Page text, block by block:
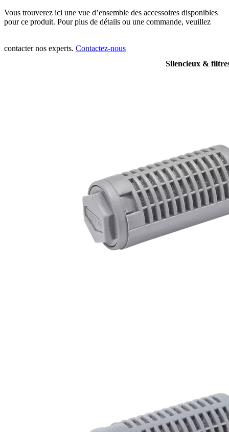
Vous trouverez ici une vue d’ensemble des accessoires disponibles
pour ce produit. Pour plus de détails ou une commande, veuillez
contacter nos experts. Contactez-nous
Silencieux &